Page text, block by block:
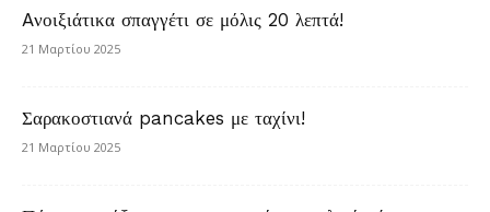
Aνοιξιάτικα σπαγγέτι σε μόλις 20 λεπτά!
21 Μαρτίου 2025
Σαρακοστιανά pancakes με ταχίνι!
21 Μαρτίου 2025